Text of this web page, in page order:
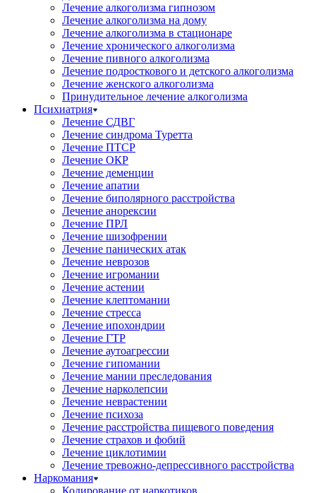
Лечение алкоголизма гипнозом
Лечение алкоголизма на дому
Лечение алкоголизма в стационаре
Лечение хронического алкоголизма
Лечение пивного алкоголизма
Лечение подросткового и детского алкоголизма
Лечение женского алкоголизма
Принудительное лечение алкоголизма
Психиатрия
Лечение СДВГ
Лечение синдрома Туретта
Лечение ПТСР
Лечение ОКР
Лечение деменции
Лечение апатии
Лечение биполярного расстройства
Лечение анорексии
Лечение ПРЛ
Лечение шизофрении
Лечение панических атак
Лечение неврозов
Лечение игромании
Лечение астении
Лечение клептомании
Лечение стресса
Лечение ипохондрии
Лечение ГТР
Лечение аутоагрессии
Лечение гипомании
Лечение мании преследования
Лечение нарколепсии
Лечение неврастении
Лечение психоза
Лечение расстройства пищевого поведения
Лечение страхов и фобий
Лечение циклотимии
Лечение тревожно-депрессивного расстройства
Наркомания
Кодирование от наркотиков